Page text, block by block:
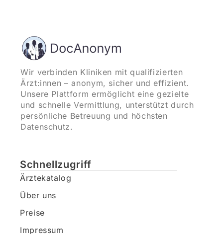
Wir verbinden Kliniken mit qualifizierten
Ärzt:innen – anonym, sicher und effizient.
Unsere Plattform ermöglicht eine gezielte
und schnelle Vermittlung, unterstützt durch
persönliche Betreuung und höchsten
Datenschutz.
Schnellzugriff
Ärztekatalog
Über uns
Preise
Impressum